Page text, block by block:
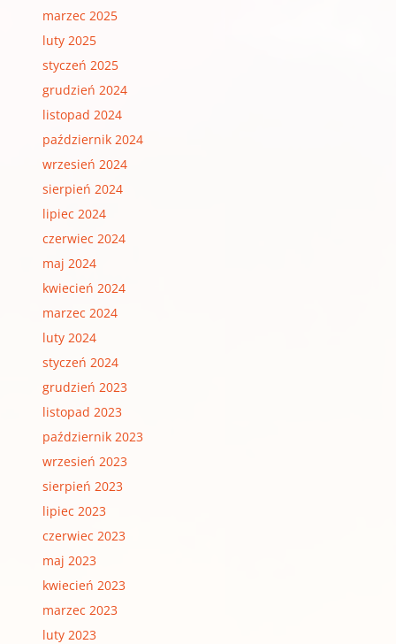
marzec 2025
luty 2025
styczeń 2025
grudzień 2024
listopad 2024
październik 2024
wrzesień 2024
sierpień 2024
lipiec 2024
czerwiec 2024
maj 2024
kwiecień 2024
marzec 2024
luty 2024
styczeń 2024
grudzień 2023
listopad 2023
październik 2023
wrzesień 2023
sierpień 2023
lipiec 2023
czerwiec 2023
maj 2023
kwiecień 2023
marzec 2023
luty 2023